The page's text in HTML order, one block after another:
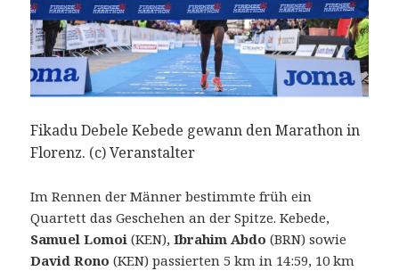
Fikadu Debele Kebede gewann den Marathon in
Florenz. (c) Veranstalter
Im Rennen der Männer bestimmte früh ein
Quartett das Geschehen an der Spitze. Kebede,
Samuel Lomoi (KEN),Ibrahim Abdo (BRN) sowie
David Rono (KEN) passierten 5 km in 14:59, 10 km